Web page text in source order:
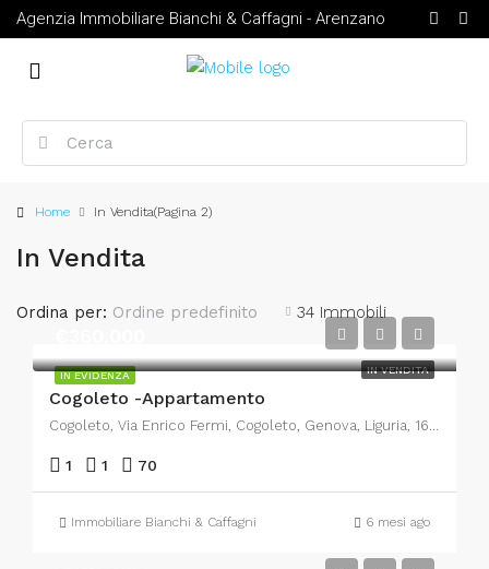
Agenzia Immobiliare Bianchi & Caffagni - Arenzano
Home In Vendita(Pagina 2)
In Vendita
34 Immobili
Ordina per: Ordine predefinito
IN EVIDENZA IN VENDITA
Cogoleto -Appartamento
Cogoleto, Via Enrico Fermi, Cogoleto, Genova, Liguria, 16016, Italia
1 1 70
Immobiliare Bianchi & Caffagni 6 mesi ago